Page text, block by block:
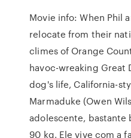
Movie info: When Phil
relocate from their
climes of Orange
havoc-wreaking Great
dog's life, California-
Marmaduke (Owen
adolescente, bastante
90 kg. Ele vive com a